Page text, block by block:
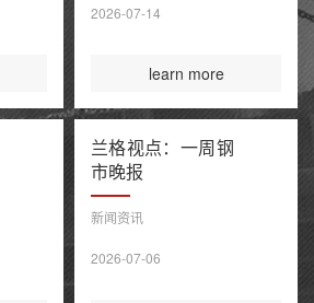
伦特原油涨超9%
2026-07-14
learn more
兰格视点：一周钢
市晚报
新闻资讯
2026-07-06